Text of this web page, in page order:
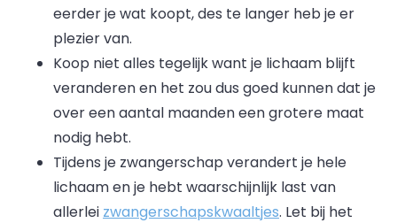
eerder je wat koopt, des te langer heb je er
plezier van.
Koop niet alles tegelijk want je lichaam blijft
veranderen en het zou dus goed kunnen dat je
over een aantal maanden een grotere maat
nodig hebt.
Tijdens je zwangerschap verandert je hele
lichaam en je hebt waarschijnlijk last van
allerlei zwangerschapskwaaltjes. Let bij het